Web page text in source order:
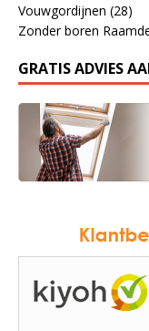
Vouwgordijnen (28)
Zonder boren
GRATIS ADVIES